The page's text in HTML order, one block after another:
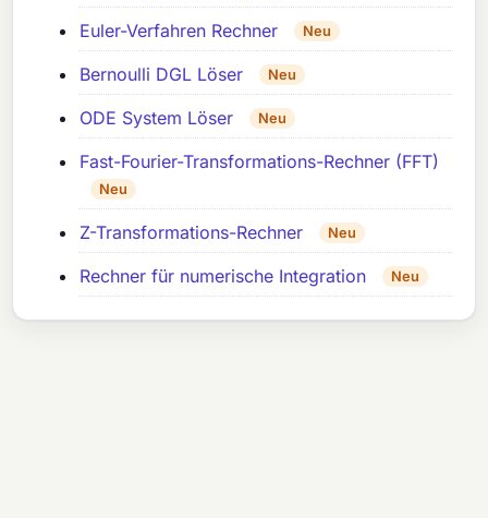
Euler-Verfahren Rechner Neu
Bernoulli DGL Löser Neu
ODE System Löser Neu
Fast-Fourier-Transformations-Rechner (FFT)
Neu
Z-Transformations-Rechner Neu
Rechner für numerische Integration Neu